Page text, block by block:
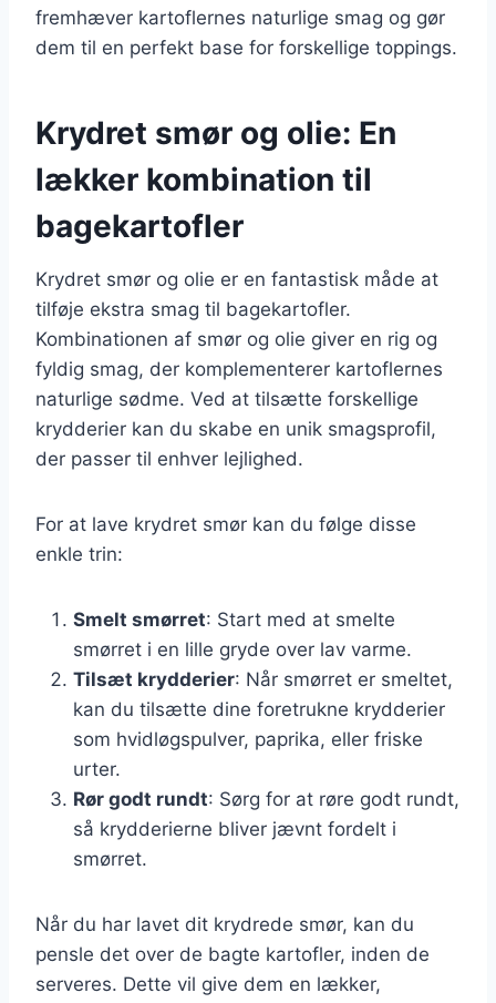
fremhæver kartoflernes naturlige smag og gør
dem til en perfekt base for forskellige toppings.
Krydret smør og olie: En
lækker kombination til
bagekartofler
Krydret smør og olie er en fantastisk måde at
tilføje ekstra smag til bagekartofler.
Kombinationen af smør og olie giver en rig og
fyldig smag, der komplementerer kartoflernes
naturlige sødme. Ved at tilsætte forskellige
krydderier kan du skabe en unik smagsprofil,
der passer til enhver lejlighed.
For at lave krydret smør kan du følge disse
enkle trin:
Smelt smørret: Start med at smelte
smørret i en lille gryde over lav varme.
Tilsæt krydderier: Når smørret er smeltet,
kan du tilsætte dine foretrukne krydderier
som hvidløgspulver, paprika, eller friske
urter.
Rør godt rundt: Sørg for at røre godt rundt,
så krydderierne bliver jævnt fordelt i
smørret.
Når du har lavet dit krydrede smør, kan du
pensle det over de bagte kartofler, inden de
serveres. Dette vil give dem en lækker,